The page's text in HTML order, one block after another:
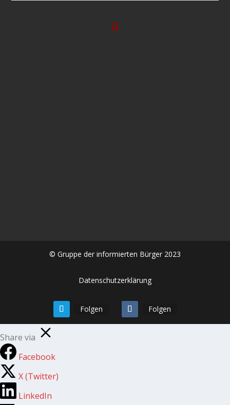
© Gruppe der informierten Bürger 2023
Datenschutzerklärung
Folgen Folgen
Share via
Facebook
X (Twitter)
LinkedIn